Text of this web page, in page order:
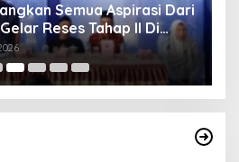
Semua Aspirasi Dari
Reses Tahap II Di
Indah